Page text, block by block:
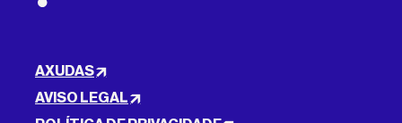
AXUDAS
AVISO LEGAL